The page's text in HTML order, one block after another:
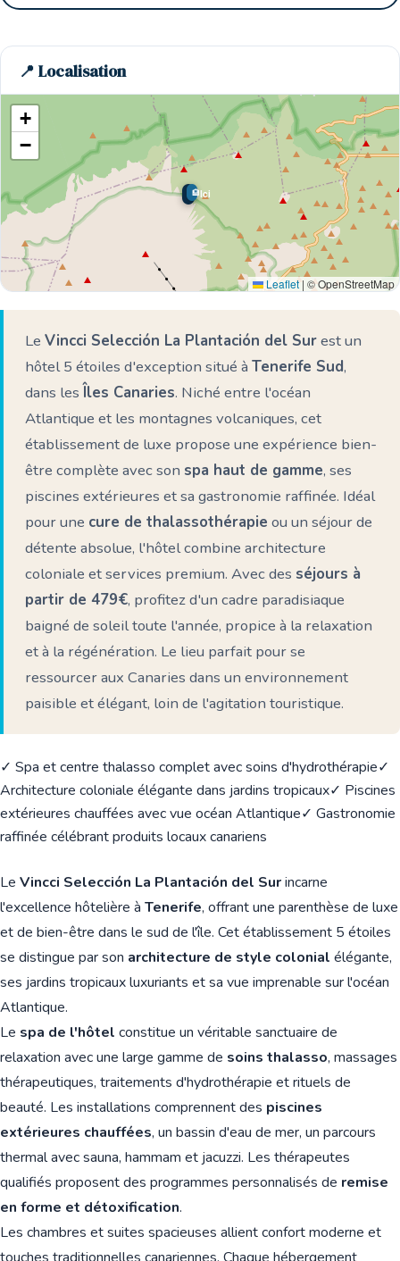
📍 Localisation
🌊 Ici
🏨
+
−
Leaflet | © OpenStreetMap
Le Vincci Selección La Plantación del Surest un
hôtel 5 étoiles d'exception situé à Tenerife Sud,
dans les Îles Canaries. Niché entre l'océan
Atlantique et les montagnes volcaniques, cet
établissement de luxe propose une expérience bien-
être complète avec son spa haut de gamme, ses
piscines extérieures et sa gastronomie raffinée. Idéal
pour une cure de thalassothérapie ou un séjour de
détente absolue, l'hôtel combine architecture
coloniale et services premium. Avec des séjours à
partir de 479€, profitez d'un cadre paradisiaque
baigné de soleil toute l'année, propice à la relaxation
et à la régénération. Le lieu parfait pour se
ressourcer aux Canaries dans un environnement
paisible et élégant, loin de l'agitation touristique.
✓ Spa et centre thalasso complet avec soins d'hydrothérapie✓
Architecture coloniale élégante dans jardins tropicaux✓ Piscines
extérieures chauffées avec vue océan Atlantique✓ Gastronomie
raffinée célébrant produits locaux canariens
Le Vincci Selección La Plantación del Surincarne
l'excellence hôtelière à Tenerife, offrant une parenthèse de luxe
et de bien-être dans le sud de l'île. Cet établissement 5 étoiles
se distingue par son architecture de style colonial élégante,
ses jardins tropicaux luxuriants et sa vue imprenable sur l'océan
Atlantique.
Le spa de l'hôtel constitue un véritable sanctuaire de
relaxation avec une large gamme de soins thalasso, massages
thérapeutiques, traitements d'hydrothérapie et rituels de
beauté. Les installations comprennent des piscines
extérieures chauffées, un bassin d'eau de mer, un parcours
thermal avec sauna, hammam et jacuzzi. Les thérapeutes
qualifiés proposent des programmes personnalisés de remise
en forme et détoxification.
Les chambres et suites spacieuses allient confort moderne et